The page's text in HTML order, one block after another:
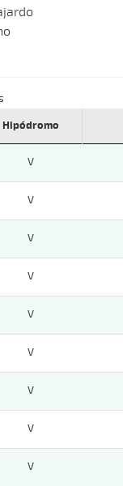
Hipódromo
V
V
V
V
V
V
V
V
V